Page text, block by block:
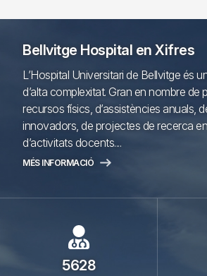
Bellvitge Hospital en Xifres
L’Hospital Universitari de Bellvitge és
d’alta complexitat. Gran en nombre de
recursos físics, d’assistències anuals,
innovadors, de projectes de recerca
d’activitats docents....
MÉS INFORMACIÓ
5628